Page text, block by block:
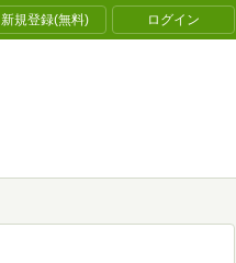
新規登録(無料) ログイン